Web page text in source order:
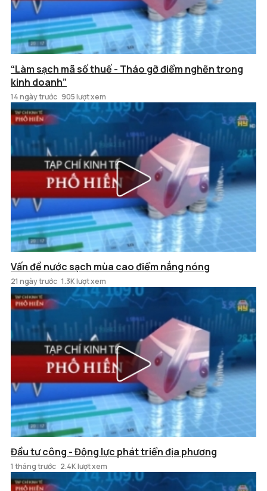
“Làm sạch mã số thuế - Tháo gỡ điểm nghẽn trong
kinh doanh”
14 ngày trước 905 lượt xem
Vấn đề nước sạch mùa cao điểm nắng nóng
21 ngày trước 1.3K lượt xem
Đầu tư công - Động lực phát triển địa phương
1 tháng trước 2.4K lượt xem